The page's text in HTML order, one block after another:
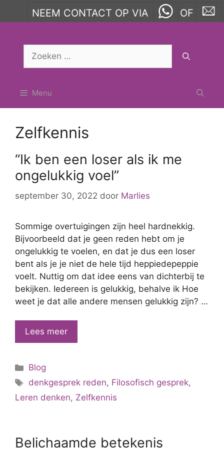
NEEM CONTACT OP VIA OF
Zoek
Menu
Zelfkennis
“Ik ben een loser als ik me
ongelukkig voel”
september 30, 2022 door Marlies
Sommige overtuigingen zijn heel hardnekkig.
Bijvoorbeeld dat je geen reden hebt om je
ongelukkig te voelen, en dat je dus een loser
bent als je je niet de hele tijd heppiedepeppie
voelt. Nuttig om dat idee eens van dichterbij te
bekijken. Iedereen is gelukkig, behalve ik Hoe
weet je dat alle andere mensen gelukkig zijn? …
Lees meer“Ik
ben
als
ik
Categorieën
Blog
Tags
denkgesprek reden, Filosofisch gesprek,
Leren denken, Zelfkennis
Belichaamde betekenis